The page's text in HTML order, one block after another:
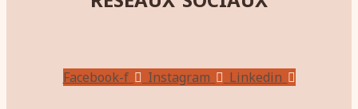
Facebook-f Instagram Linkedin